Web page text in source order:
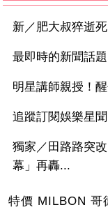
新／肥大叔猝逝
最即時的新聞話
明星講師親授！
追蹤訂閱娛樂星
獨家／田路路突
幕」再轟...
特價 MILBON 哥